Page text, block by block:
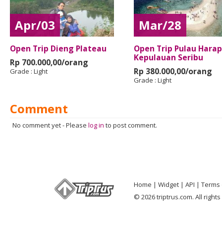
Apr/03
Open Trip Dieng Plateau
Rp 700.000,00/orang
Grade : Light
Mar/28
Open Trip Pulau
Kepulauan Seribu
Rp 380.000,00/orang
Grade : Light
Comment
No comment yet-Please log in to post comment.
Home Widget API
Terms
© 2026 triptrus.com. All